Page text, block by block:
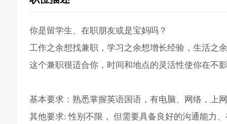
你是留学生、在职朋友或是宝妈吗？
工作之余想找兼职，学习之余想增长经验，生活之
这个兼职很适合你，时间和地点的灵活性使你在不
基本要求：熟悉掌握英语国语，有电脑、网络，上
其他要求: 性别不限， 但需要具备良好的沟通能力